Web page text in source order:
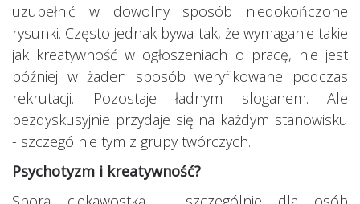
uzupełnić w dowolny sposób niedokończone
rysunki. Często jednak bywa tak, że wymaganie takie
jak kreatywność w ogłoszeniach o pracę, nie jest
później w żaden sposób weryfikowane podczas
rekrutacji. Pozostaje ładnym sloganem. Ale
bezdyskusyjnie przydaje się na każdym stanowisku
- szczególnie tym z grupy twórczych.
Psychotyzm i kreatywność?